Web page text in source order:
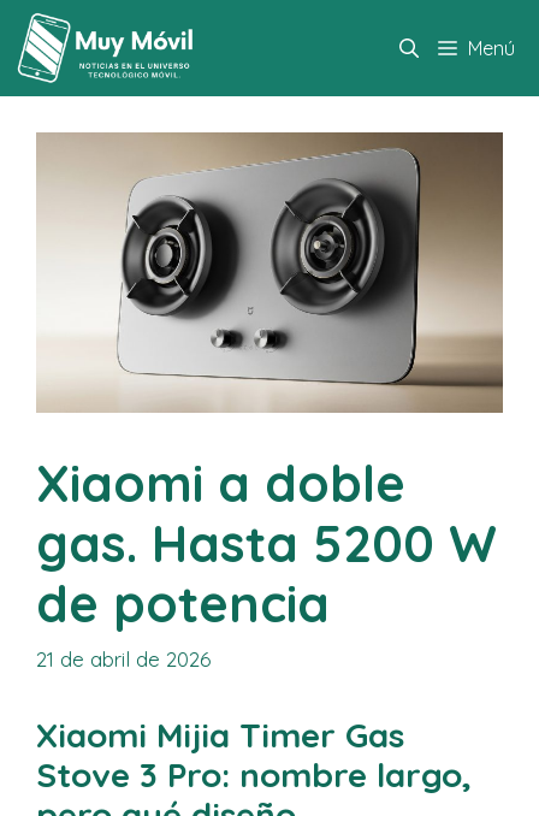
Saltar
contenido
Menú
Xiaomi a doble
gas. Hasta 5200 W
de potencia
21 de abril de 2026
Xiaomi Mijia Timer Gas
Stove 3 Pro: nombre largo,